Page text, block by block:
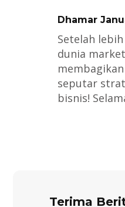
Dhamar
Setelah
dunia
seputar
bisnis!
Terima